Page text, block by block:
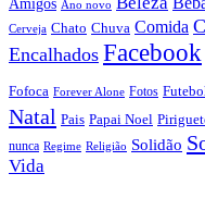
Ano novo
Cerveja Chato Chuva Comida
Encalhados Facebook
Fofoca Forever Alone Fotos
Natal Pais Papai Noel
nunca Regime Religião Solidão
Vida